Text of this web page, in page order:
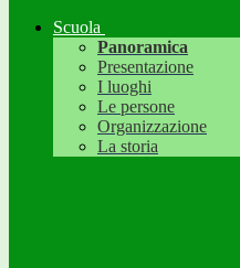
Scuola
Panoramica
Presentazione
I luoghi
Le persone
Organizzazione
La storia